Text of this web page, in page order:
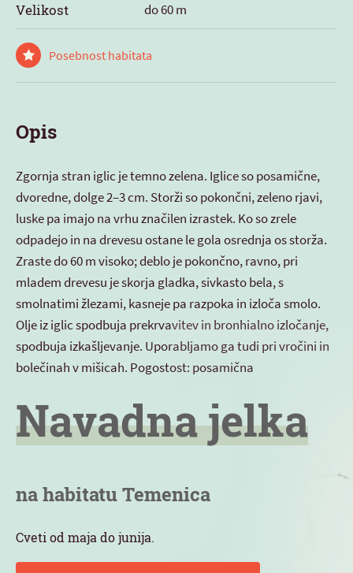
Velikost do 60 m
Posebnost habitata
Opis
Zgornja stran iglic je temno zelena. Iglice so posamične,
dvoredne, dolge 2–3 cm. Storži so pokončni, zeleno rjavi,
luske pa imajo na vrhu značilen izrastek. Ko so zrele
odpadejo in na drevesu ostane le gola osrednja os storža.
Zraste do 60 m visoko; deblo je pokončno, ravno, pri
mladem drevesu je skorja gladka, sivkasto bela, s
smolnatimi žlezami, kasneje pa razpoka in izloča smolo.
Olje iz iglic spodbuja prekrvavitev in bronhialno izločanje,
spodbuja izkašljevanje. Uporabljamo ga tudi pri vročini in
bolečinah v mišicah. Pogostost: posamična
Navadna jelka
na habitatu Temenica
Cveti od maja do junija.